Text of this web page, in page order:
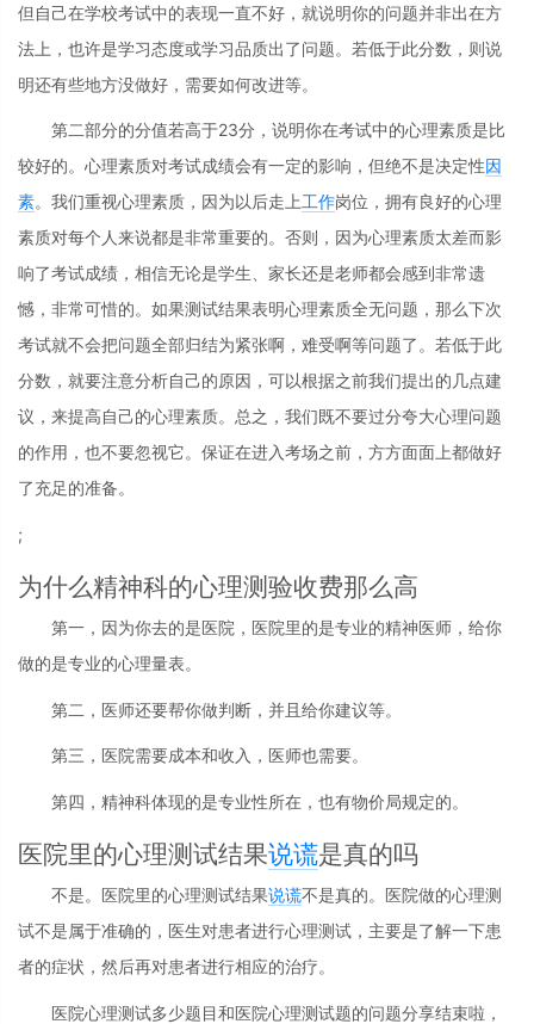
但自己在学校考试中的表现一直不好，就说明你的问题并非出在方
法上，也许是学习态度或学习品质出了问题。若低于此分数，则说
明还有些地方没做好，需要如何改进等。
第二部分的分值若高于23分，说明你在考试中的心理素质是比
较好的。心理素质对考试成绩会有一定的影响，但绝不是决定性因
素。我们重视心理素质，因为以后走上工作岗位，拥有良好的心理
素质对每个人来说都是非常重要的。否则，因为心理素质太差而影
响了考试成绩，相信无论是学生、家长还是老师都会感到非常遗
憾，非常可惜的。如果测试结果表明心理素质全无问题，那么下次
考试就不会把问题全部归结为紧张啊，难受啊等问题了。若低于此
分数，就要注意分析自己的原因，可以根据之前我们提出的几点建
议，来提高自己的心理素质。总之，我们既不要过分夸大心理问题
的作用，也不要忽视它。保证在进入考场之前，方方面面上都做好
了充足的准备。
;
为什么精神科的心理测验收费那么高
第一，因为你去的是医院，医院里的是专业的精神医师，给你
做的是专业的心理量表。
第二，医师还要帮你做判断，并且给你建议等。
第三，医院需要成本和收入，医师也需要。
第四，精神科体现的是专业性所在，也有物价局规定的。
医院里的心理测试结果说谎是真的吗
不是。医院里的心理测试结果说谎不是真的。医院做的心理测
试不是属于准确的，医生对患者进行心理测试，主要是了解一下患
者的症状，然后再对患者进行相应的治疗。
医院心理测试多少题目和医院心理测试题的问题分享结束啦，